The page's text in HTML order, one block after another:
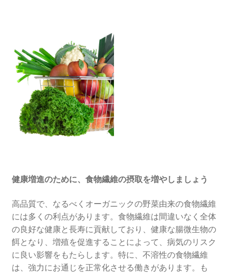
健康増進のために、食物繊維の摂取を増やしましょう
高品質で、なるべくオーガニックの野菜由来の食物繊維
には多くの利点があります。食物繊維は間違いなく全体
の良好な健康と長寿に貢献しており、健康な腸微生物の
餌となり、増殖を促進することによって、病気のリスク
に良い影響をもたらします。特に、不溶性の食物繊維
は、強力にお通じを正常化させる働きがあります。も